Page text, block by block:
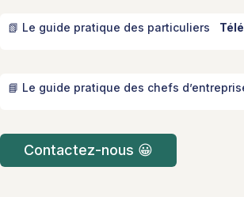
📗 Le guide pratique des particuliers
📘 Le guide pratique des chefs
Contactez-nous 😀